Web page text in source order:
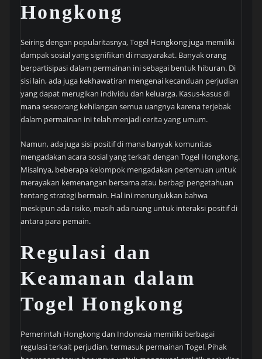
Hongkong
Seiring dengan popularitasnya, Togel Hongkong juga memiliki
dampak sosial yang signifikan di masyarakat. Banyak orang
berpartisipasi dalam permainan ini sebagai bentuk hiburan. Di
sisi lain, ada juga kekhawatiran mengenai kecanduan perjudian
yang dapat merugikan individu dan keluarga. Kasus-kasus di
mana seseorang kehilangan semua uangnya karena terjebak
dalam permainan ini telah menjadi cerita yang umum.
Namun, ada juga sisi positif di mana banyak komunitas
mengadakan acara sosial yang terkait dengan Togel Hongkong.
Misalnya, beberapa kelompok mengadakan pertemuan untuk
merayakan kemenangan bersama atau berbagi pengetahuan
tentang strategi bermain. Hal ini menunjukkan bahwa
meskipun ada risiko, masih ada ruang untuk interaksi positif di
antara para pemain.
Regulasi dan
Keamanan dalam
Togel Hongkong
Pemerintah Hongkong dan Indonesia memiliki berbagai
regulasi terkait perjudian, termasuk permainan Togel. Pihak